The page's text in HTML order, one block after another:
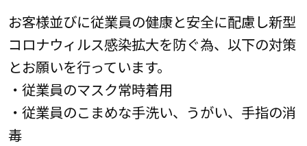
お客様並びに従業員の健康と安全に配慮し新型
コロナウィルス感染拡大を防ぐ為、以下の対策
とお願いを行っています。
・従業員のマスク常時着用
・従業員のこまめな手洗い、うがい、手指の消
毒